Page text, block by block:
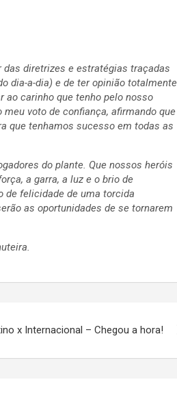
das diretrizes e estratégias traçadas
dia-a-dia) e de ter opinião totalmente
ao carinho que tenho pelo nosso
voto de confiança, afirmando que
que tenhamos sucesso em todas as
do plante. Que nossos heróis
a garra, a luz e o brio de
de felicidade de uma torcida
as oportunidades de se tornarem
x Internacional – Chegou a hora!